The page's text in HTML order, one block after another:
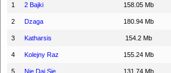
1 2 Bajki 158.05 Mb
2 Dzaga 180.94 Mb
3 Katharsis 154.2 Mb
4 Kolejny Raz 155.24 Mb
5 Nie Daj Sie 131.74 Mb